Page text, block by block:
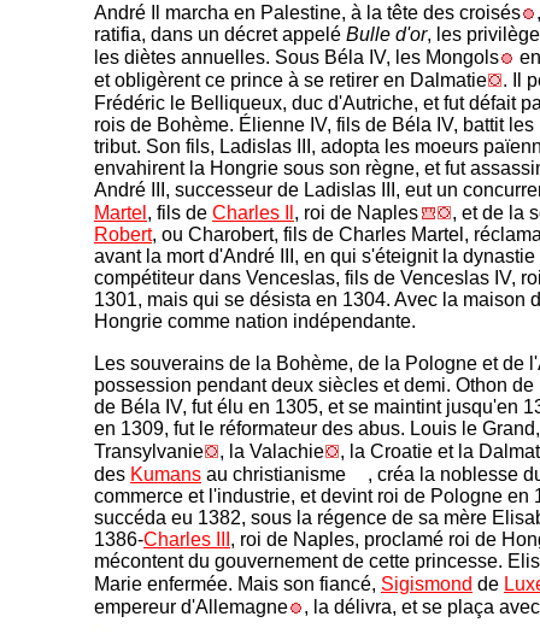
André Il marcha en Palestine, à la tête des croisés
ratifia, dans un décret appelé Bulle d'or, les
les diètes annuelles. Sous Béla IV, les Mongols
et obligèrent ce prince à se retirer en Dalmatie
. Il
Frédéric le Belliqueux, duc d'Autriche, et fut défait
rois de Bohème. Élienne IV, fils de Béla IV, battit
tribut. Son fils, Ladislas III, adopta les moeurs
envahirent la Hongrie sous son règne, et fut
André III, successeur de Ladislas III, eut un
Martel , fils de Charles Il , roi de Naples
, et de la
Robert, ou Charobert, fils de Charles Martel,
avant la mort d'André III, en qui s'éteignit la
compétiteur dans Venceslas, fils de Venceslas IV,
1301, mais qui se désista en 1304. Avec la maison
Hongrie comme nation indépendante.
Les souverains de la Bohème, de la Pologne et de
possession pendant deux siècles et demi. Othon
de Béla IV, fut élu en 1305, et se maintint jusqu'en
en 1309, fut le réformateur des abus. Louis le
Transylvanie
, la Valachie
, la Croatie et la
des Kumans au christianisme
, créa la noblesse
commerce et l'industrie, et devint roi de Pologne en
succéda eu 1382, sous la régence de sa mère
1386-Charles III , roi de Naples, proclamé roi de
mécontent du gouvernement de cette princesse.
Marie enfermée. Mais son fiancé, Sigismond de
empereur d'Allemagne
, la délivra, et se plaça
-